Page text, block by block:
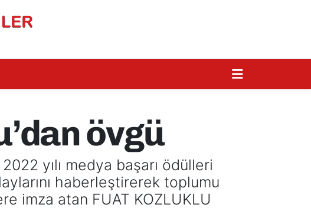
övgü
yılı medya başarı ödülleri
haberleştirerek toplumu
imza atan FUAT KOZLUKLU